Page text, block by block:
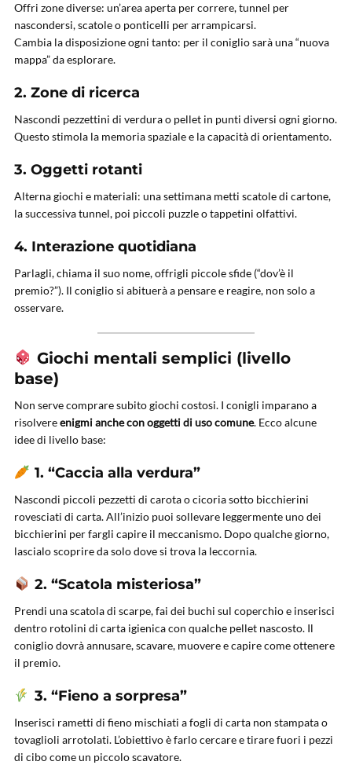
Offri zone diverse: un’area aperta per correre, tunnel per
nascondersi, scatole o ponticelli per arrampicarsi.
Cambia la disposizione ogni tanto: per il coniglio sarà una “nuova
mappa” da esplorare.
2. Zone di ricerca
Nascondi pezzettini di verdura o pellet in punti diversi ogni giorno.
Questo stimola la memoria spaziale e la capacità di orientamento.
3. Oggetti rotanti
Alterna giochi e materiali: una settimana metti scatole di cartone,
la successiva tunnel, poi piccoli puzzle o tappetini olfattivi.
4. Interazione quotidiana
Parlagli, chiama il suo nome, offrigli piccole sfide (“dov’è il
premio?”). Il coniglio si abituerà a pensare e reagire, non solo a
osservare.
Giochi mentali semplici (livello
base)
Non serve comprare subito giochi costosi. I conigli imparano a
risolvereenigmi anche con oggetti di uso comune. Ecco alcune
idee di livello base:
1. “Caccia alla verdura”
Nascondi piccoli pezzetti di carota o cicoria sotto bicchierini
rovesciati di carta. All’inizio puoi sollevare leggermente uno dei
bicchierini per fargli capire il meccanismo. Dopo qualche giorno,
lascialo scoprire da solo dove si trova la leccornia.
2. “Scatola misteriosa”
Prendi una scatola di scarpe, fai dei buchi sul coperchio e inserisci
dentro rotolini di carta igienica con qualche pellet nascosto. Il
coniglio dovrà annusare, scavare, muovere e capire come ottenere
il premio.
3. “Fieno a sorpresa”
Inserisci rametti di fieno mischiati a fogli di carta non stampata o
tovaglioli arrotolati. L’obiettivo è farlo cercare e tirare fuori i pezzi
di cibo come un piccolo scavatore.